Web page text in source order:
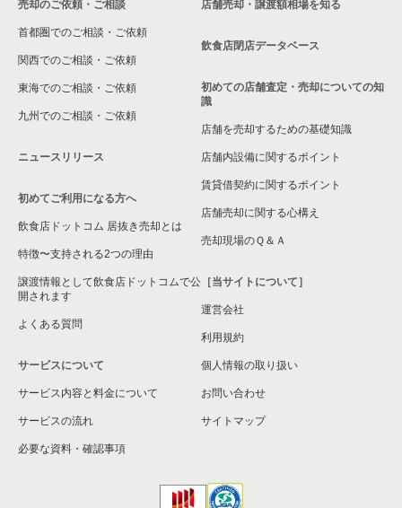
売却のご依頼・ご相談
首都圏でのご相談・ご依頼
関西でのご相談・ご依頼
東海でのご相談・ご依頼
九州でのご相談・ご依頼
ニュースリリース
初めてご利用になる方へ
飲食店ドットコム 居抜き売却とは
特徴〜支持される2つの理由
譲渡情報として飲食店ドットコムで公
開されます
よくある質問
サービスについて
サービス内容と料金について
サービスの流れ
必要な資料・確認事項
店舗売却・譲渡額相場を知る
飲食店閉店データベース
初めての店舗査定・売却についての知
識
店舗を売却するための基礎知識
店舗内設備に関するポイント
賃貸借契約に関するポイント
店舗売却に関する心構え
売却現場のＱ＆Ａ
［当サイトについて］
運営会社
利用規約
個人情報の取り扱い
お問い合わせ
サイトマップ